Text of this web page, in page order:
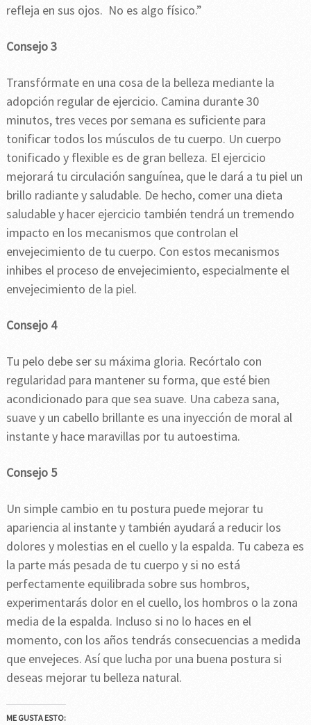
refleja en sus ojos. No es algo físico.”
Consejo 3
Transfórmate en una cosa de la belleza mediante la
adopción regular de ejercicio. Camina durante 30
minutos, tres veces por semana es suficiente para
tonificar todos los músculos de tu cuerpo. Un cuerpo
tonificado y flexible es de gran belleza. El ejercicio
mejorará tu circulación sanguínea, que le dará a tu piel un
brillo radiante y saludable. De hecho, comer una dieta
saludable y hacer ejercicio también tendrá un tremendo
impacto en los mecanismos que controlan el
envejecimiento de tu cuerpo. Con estos mecanismos
inhibes el proceso de envejecimiento, especialmente el
envejecimiento de la piel.
Consejo 4
Tu pelo debe ser su máxima gloria. Recórtalo con
regularidad para mantener su forma, que esté bien
acondicionado para que sea suave. Una cabeza sana,
suave y un cabello brillante es una inyección de moral al
instante y hace maravillas por tu autoestima.
Consejo 5
Un simple cambio en tu postura puede mejorar tu
apariencia al instante y también ayudará a reducir los
dolores y molestias en el cuello y la espalda. Tu cabeza es
la parte más pesada de tu cuerpo y si no está
perfectamente equilibrada sobre sus hombros,
experimentarás dolor en el cuello, los hombros o la zona
media de la espalda. Incluso si no lo haces en el
momento, con los años tendrás consecuencias a medida
que envejeces. Así que lucha por una buena postura si
deseas mejorar tu belleza natural.
ME GUSTA ESTO: